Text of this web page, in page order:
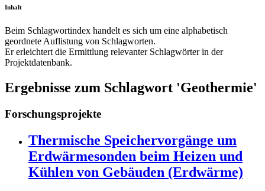
Inhalt
Beim Schlagwortindex handelt es sich um eine alphabetisch
geordnete Auflistung von Schlagworten.
Er erleichtert die Ermittlung relevanter Schlagwörter in der
Projektdatenbank.
Ergebnisse zum Schlagwort 'Geothermie'
Forschungsprojekte
Thermische Speichervorgänge um
Erdwärmesonden beim Heizen und
Kühlen von Gebäuden (Erdwärme)